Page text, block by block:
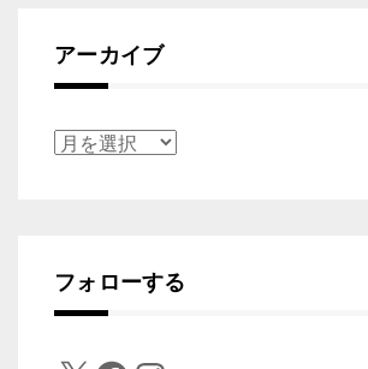
アーカイブ
ア
ブ
フォローする